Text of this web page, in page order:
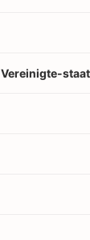
Vereinigte-